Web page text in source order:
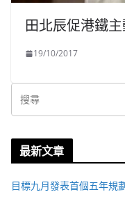
田北辰促港鐵
19/10/2017
最新文章
目標九月發表首個五年規